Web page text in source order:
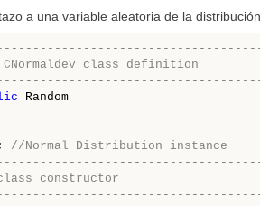
a una variable aleatoria de la
CNormaldev class definition
Random
//Normal Distribution instance
constructor